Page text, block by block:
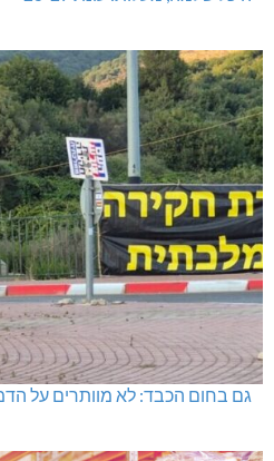
גם בחום הכבד: לא מוותרים על